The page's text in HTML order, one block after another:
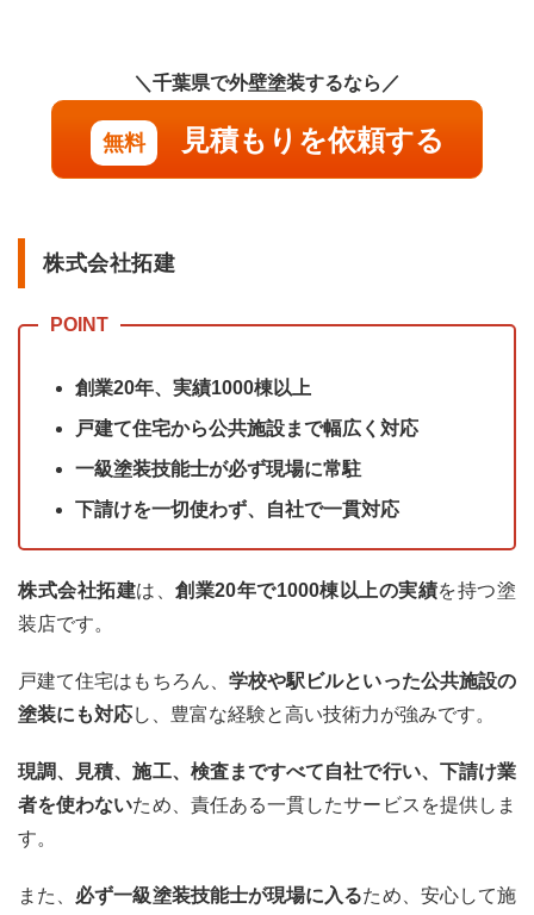
＼千葉県で外壁塗装するなら／
無料 見積もりを依頼する
株式会社拓建
創業20年、実績1000棟以上
戸建て住宅から公共施設まで幅広く対応
一級塗装技能士が必ず現場に常駐
下請けを一切使わず、自社で一貫対応
株式会社拓建は、創業20年で1000棟以上の実績を持つ塗
装店です。
戸建て住宅はもちろん、 学校や駅ビルといった公共施設の
塗装にも対応し、豊富な経験と高い技術力が強みです。
現調、見積、施工、検査まですべて自社で行い、下請け業
者を使わないため、責任ある一貫したサービスを提供しま
す。
また、 必ず一級塗装技能士が現場に入るため、安心して施